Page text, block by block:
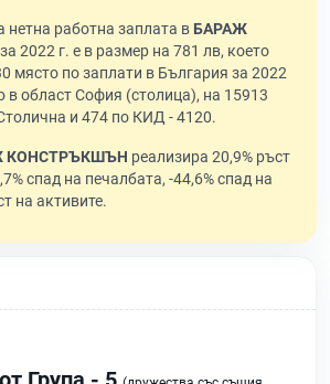
нетна работна заплата вБАРАЖ
за 2022 г. е в размер на 781 лв, което
място по заплати в България за 2022
в област София (столица), на 15913
и 474 по КИД - 4120.
КОНСТРЪКШЪН реализира 20,9% ръст
спад на печалбата, -44,6% спад на
на активите.